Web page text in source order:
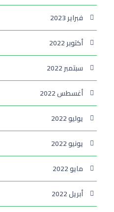
فبراير 2023
أكتوبر 2022
سبتمبر 2022
أغسطس 2022
يوليو 2022
يونيو 2022
مايو 2022
أبريل 2022